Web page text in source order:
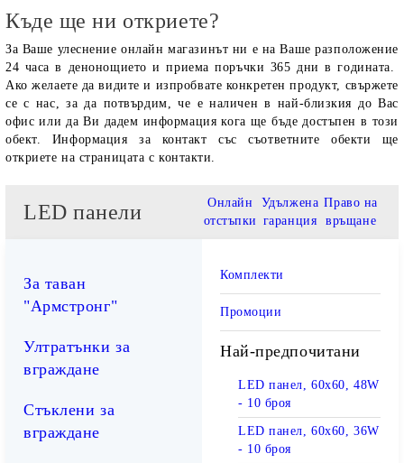
Къде ще ни откриете?
За Ваше улеснение онлайн магазинът ни е на Ваше разположение
24 часа в денонощието и приема поръчки 365 дни в годината.
Ако желаете да видите и изпробвате конкретен продукт, свържете
се с нас, за да потвърдим, че е наличен в най-близкия до Вас
офис или да Ви дадем информация кога ще бъде достъпен в този
обект. Информация за контакт със съответните обекти ще
откриете на страницата с контакти.
LED панели
Онлайн
отстъпки
Удължена
гаранция
Право на
връщане
За таван
"Армстронг"
Ултратънки за
вграждане
Стъклени за
вграждане
Комплекти
Промоции
Най-предпочитани
LED панел, 60х60, 48W
- 10 броя
LED панел, 60х60, 36W
- 10 броя